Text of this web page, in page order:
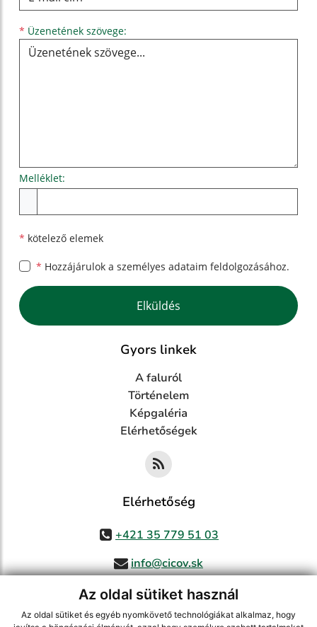
Az oldal sütiket használ
Az oldal sütiket és egyéb nyomkövető technológiákat alkalmaz, hogy
* Üzenetének szövege:
Melléklet:
* kötelező elemek
* Hozzájárulok a személyes adataim feldolgozásához.
Google reCaptcha Response
Elküldés
Gyors linkek
A faluról
Történelem
Képgaléria
Elérhetőségek
Elérhetőség
+421 35 779 51 03
info@cicov.sk